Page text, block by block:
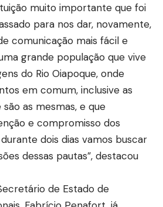
muito importante que foi
para nos dar, novamente,
comunicação mais fácil e
grande população que vive
do Rio Oiapoque, onde
em comum, inclusive as
as mesmas, e que
e compromisso dos
dois dias vamos buscar
dessas pautas”, destacou
de Estado de